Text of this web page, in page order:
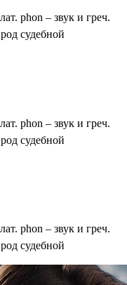
phon – звук и греч.
судебной
phon – звук и греч.
судебной
phon – звук и греч.
судебной